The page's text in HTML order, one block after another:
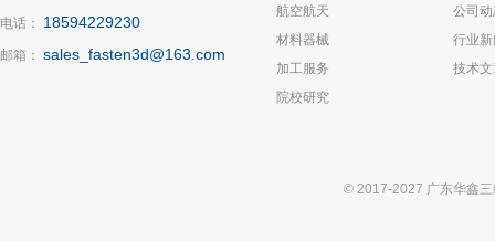
电话： 18594229230
邮箱： sales_fasten3d@163.com
航空航天
材料器械
加工服务
院校研究
公司
行业
技术
© 2017-2027 广东华鑫三维